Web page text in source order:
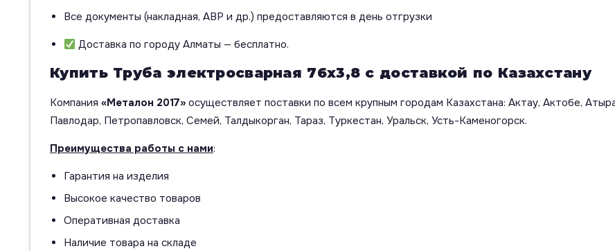
Все документы (накладная, АВР и др.) предоставляются в день отгрузки
Доставка по городу Алматы — бесплатно.
Купить Труба электросварная 76х3,8 с доставкой по Казахстану
Компания «Металон 2017» осуществляет поставки по всем крупным городам Казахстана: Актау, Актобе,
Павлодар, Петропавловск, Семей, Талдыкорган, Тараз, Туркестан, Уральск, Усть-Каменогорск.
Преимущества работы с нами:
Гарантия на изделия
Высокое качество товаров
Оперативная доставка
Наличие товара на складе